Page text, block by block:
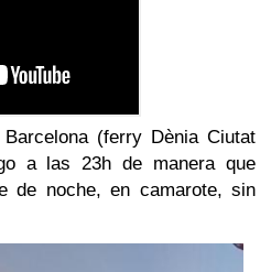
(ferry Dènia Ciutat
a las 23h de manera que
de noche, en camarote, sin